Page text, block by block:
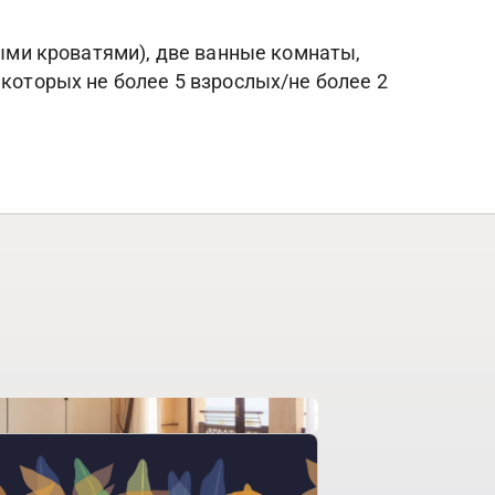
кроватями), две ванные комнаты,
не более 5 взрослых/не более 2